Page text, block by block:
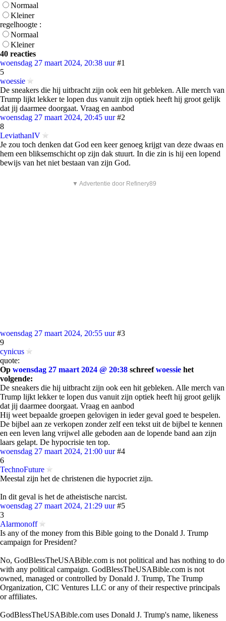
Normaal
Kleiner
regelhoogte :
Normaal
Kleiner
40 reacties
woensdag 27 maart 2024, 20:38 uur #1
5
woessie
De sneakers die hij uitbracht zijn ook een hit gebleken. Alle merch van
Trump lijkt lekker te lopen dus vanuit zijn optiek heeft hij groot gelijk
dat jij daarmee doorgaat. Vraag en aanbod
woensdag 27 maart 2024, 20:45 uur #2
8
LeviathanIV
Je zou toch denken dat God een keer genoeg krijgt van deze dwaas en
hem een bliksemschicht op zijn dak stuurt. In die zin is hij een lopend
bewijs van het niet bestaan van zijn God.
▼ Advertentie door Refinery89
woensdag 27 maart 2024, 20:55 uur #3
9
cynicus
quote:
Op woensdag 27 maart 2024 @ 20:38 schreefwoessie het
volgende:
De sneakers die hij uitbracht zijn ook een hit gebleken. Alle merch van
Trump lijkt lekker te lopen dus vanuit zijn optiek heeft hij groot gelijk
dat jij daarmee doorgaat. Vraag en aanbod
Hij weet bepaalde groepen gelovigen in ieder geval goed te bespelen.
De bijbel aan ze verkopen zonder zelf een tekst uit de bijbel te kennen
en een leven lang vrijwel alle geboden aan de lopende band aan zijn
laars gelapt. De hypocrisie ten top.
woensdag 27 maart 2024, 21:00 uur #4
6
TechnoFuture
Meestal zijn het de christenen die hypocriet zijn.
In dit geval is het de atheistische narcist.
woensdag 27 maart 2024, 21:29 uur #5
3
Alarmonoff
Is any of the money from this Bible going to the Donald J. Trump
campaign for President?
No, GodBlessTheUSABible.com is not political and has nothing to do
with any political campaign. GodBlessTheUSABible.com is not
owned, managed or controlled by Donald J. Trump, The Trump
Organization, CIC Ventures LLC or any of their respective principals
or affiliates.
GodBlessTheUSABible.com uses Donald J. Trump's name, likeness